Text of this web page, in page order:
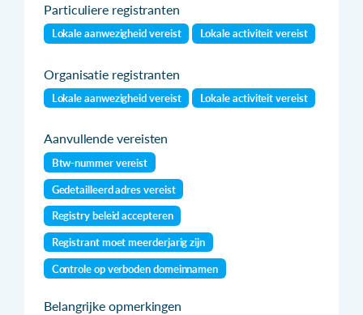
Particuliere registranten
Lokale aanwezigheid vereist Lokale activiteit vereist
Organisatie registranten
Lokale aanwezigheid vereist Lokale activiteit vereist
Aanvullende vereisten
Btw-nummer vereist
Gedetailleerd adres vereist
Registry beleid accepteren
Registrant moet meerderjarig zijn
Controle op verboden domeinnamen
Belangrijke opmerkingen